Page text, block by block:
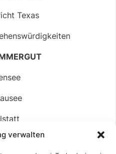
verwalten
Texas